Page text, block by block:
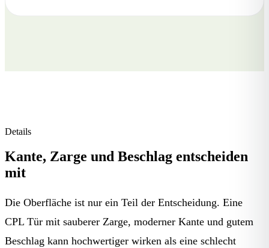
Details
Kante, Zarge und Beschlag entscheiden
mit
Die Oberfläche ist nur ein Teil der Entscheidung. Eine
CPL Tür mit sauberer Zarge, moderner Kante und gutem
Beschlag kann hochwertiger wirken als eine schlecht